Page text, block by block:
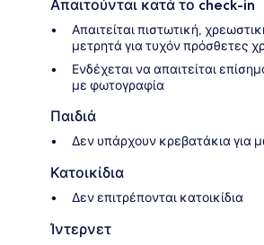
Απαιτούνται κατά το check-in
Απαιτείται πιστωτική,
μετρητά για τυχόν πρόσθετες
Ενδέχεται να απαιτείται
με φωτογραφία
Παιδιά
Δεν υπάρχουν κρεβατάκια για
Κατοικίδια
Δεν επιτρέπονται κατοικίδια
Ίντερνετ